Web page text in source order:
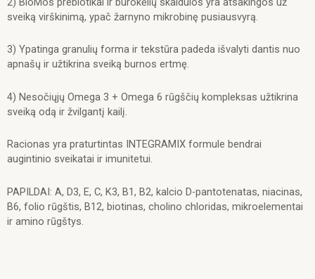
in
14kg.
sveiką virškinimą, ypač žarnyno mikrobinę pusiausvyrą.
3) Ypatinga granulių forma ir tekstūra padeda išvalyti dantis nuo
apnašų ir užtikrina sveiką burnos ertmę.
4) Nesočiųjų Omega 3 + Omega 6 rūgščių kompleksas užtikrina
sveiką odą ir žvilgantį kailį.
Racionas yra praturtintas INTEGRAMIX formule bendrai
augintinio sveikatai ir imunitetui.
PAPILDAI: A, D3, E, C, K3, B1, B2, kalcio D-pantotenatas, niacinas,
B6, folio rūgštis, B12, biotinas, cholino chloridas, mikroelementai
ir amino rūgštys.